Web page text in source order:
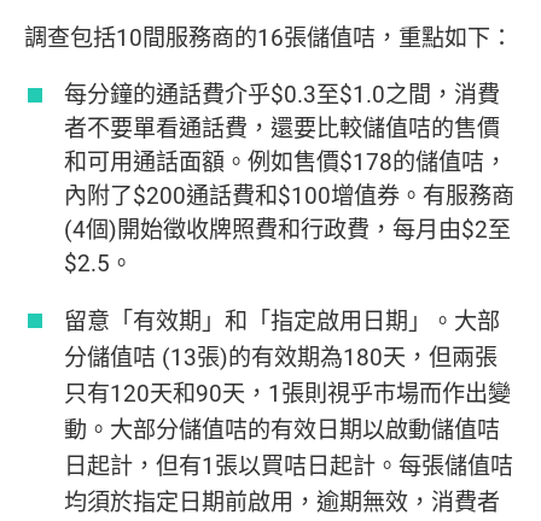
調查包括10間服務商的16張儲值咭，重點如下：
每分鐘的通話費介乎$0.3至$1.0之間，消費
者不要單看通話費，還要比較儲值咭的售價
和可用通話面額。例如售價$178的儲值咭，
內附了$200通話費和$100增值券。有服務商
(4個)開始徵收牌照費和行政費，每月由$2至
$2.5。
留意「有效期」和「指定啟用日期」。大部
分儲值咭 (13張)的有效期為180天，但兩張
只有120天和90天，1張則視乎巿場而作出變
動。大部分儲值咭的有效日期以啟動儲值咭
日起計，但有1張以買咭日起計。每張儲值咭
均須於指定日期前啟用，逾期無效，消費者